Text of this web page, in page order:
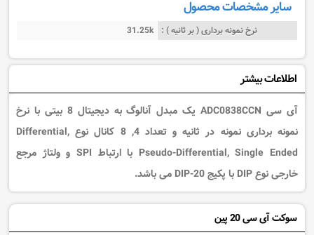
سایر مشخصات محصول
نرخ نمونه برداری ( بر ثانیه ) : 31.25k
اطلاعات بیشتر
آی سی ADC0838CCN یک مبدل آنالوگ به دیجیتال 8 بیتی با نرخ
نمونه برداری نمونه در ثانیه و تعداد 4, 8 کانال نوع Differential,
Pseudo-Differential, Single Ended با ارتباط SPI و ولتاژ مرجع
خارجی نوع DIP با پکیج 20-DIP می باشد.
سوکت آی سی 20 پین